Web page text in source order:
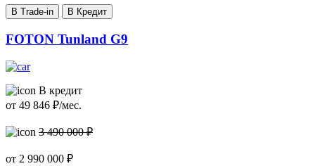
В Trade-in В Кредит
FOTON Tunland G9
В кредит
от 49 846 ₽/мес.
3 490 000 ₽
от 2 990 000 ₽